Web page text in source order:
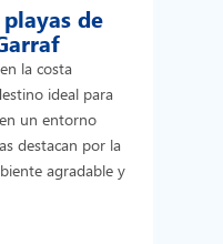
de
la costa
ideal para
un entorno
destacan por la
agradable y